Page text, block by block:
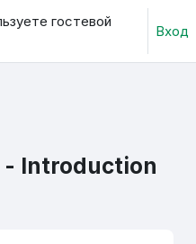
строки
гостевой
Вход
Introduction